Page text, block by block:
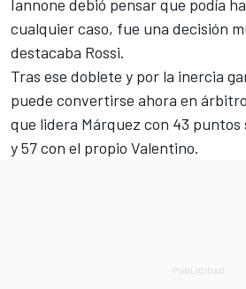
Iannone debió pensar que podía
cualquier caso, fue una decisión
destacaba Rossi.
Tras ese doblete y por la inercia
puede convertirse ahora en
que lidera Márquez con 43
y 57 con el propio Valentino.